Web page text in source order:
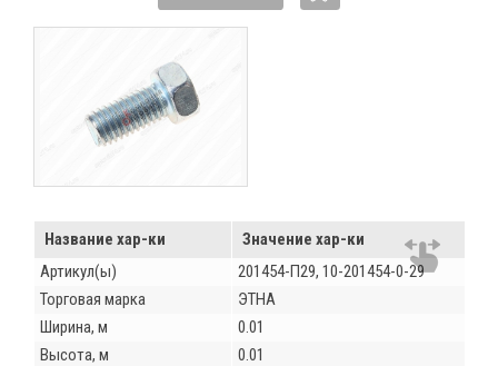
Название хар-ки
Значение хар-ки
Артикул(ы)
201454-П29, 10-201454-0-29
Торговая марка
ЭТНА
Ширина, м
0.01
Высота, м
0.01